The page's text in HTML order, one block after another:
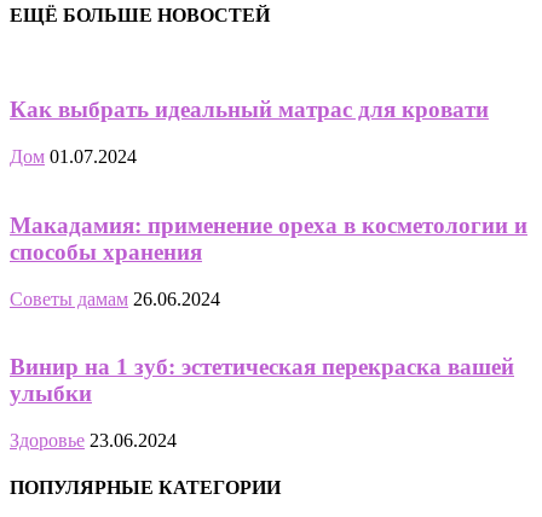
ЕЩЁ БОЛЬШЕ НОВОСТЕЙ
Как выбрать идеальный матрас для кровати
Дом 01.07.2024
Макадамия: применение ореха в косметологии и
способы хранения
Советы дамам 26.06.2024
Винир на 1 зуб: эстетическая перекраска вашей
улыбки
Здоровье 23.06.2024
ПОПУЛЯРНЫЕ КАТЕГОРИИ